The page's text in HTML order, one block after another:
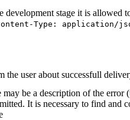
development stage it is allowed
Type: application/
the user about successfull
may be a description of the error
It is necessary to find and